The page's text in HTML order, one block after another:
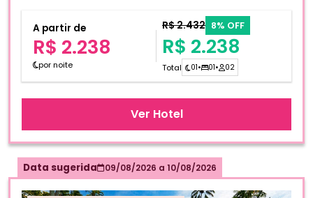
A partir de
R$ 2.238
por noite
R$ 2.432 8% OFF
R$ 2.238
Total 01• 01• 02
Ver Hotel
Data sugerida 09/08/2026 a 10/08/2026